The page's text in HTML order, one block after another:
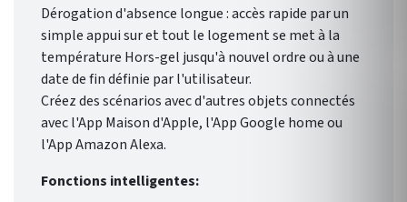
Dérogation d'absence longue : accès rapide par un
simple appui sur et tout le logement se met à la
température Hors-gel jusqu'à nouvel ordre ou à une
date de fin définie par l'utilisateur.
Créez des scénarios avec d'autres objets connectés
avec l'App Maison d'Apple, l'App Google home ou
l'App Amazon Alexa.
Fonctions intelligentes: